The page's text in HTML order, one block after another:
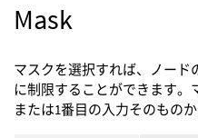
Mask
マスクを選択すれば、ノー
に制限することができます
または1番目の入力そのもの